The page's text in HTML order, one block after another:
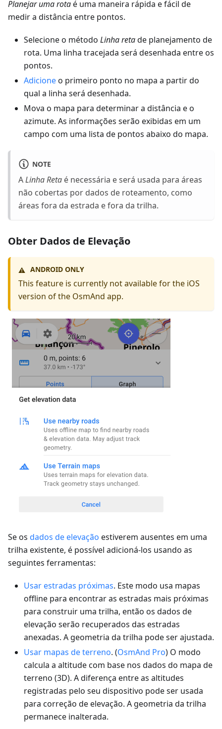
Planejar uma rotaé uma maneira rápida e fácil de
medir a distância entre pontos.
Selecione o método Linha retade planejamento de
rota. Uma linha tracejada será desenhada entre os
pontos.
Adicioneo primeiro ponto no mapa a partir do
qual a linha será desenhada.
Mova o mapa para determinar a distância e o
azimute. As informações serão exibidas em um
campo com uma lista de pontos abaixo do mapa.
NOTE
ALinha Reta é necessária e será usada para áreas
não cobertas por dados de roteamento, como
áreas fora da estrada e fora da trilha.
Obter Dados de Elevação
⚠️ ANDROID ONLY
This feature is currently not available for the iOS
version of the OsmAnd app.
Se os dados de elevação estiverem ausentes em uma
trilha existente, é possível adicioná-los usando as
seguintes ferramentas:
Usar estradas próximas. Este modo usa mapas
offline para encontrar as estradas mais próximas
para construir uma trilha, então os dados de
elevação serão recuperados das estradas
anexadas. A geometria da trilha pode ser ajustada.
Usar mapas de terreno. (OsmAnd Pro) O modo
calcula a altitude com base nos dados do mapa de
terreno (3D). A diferença entre as altitudes
registradas pelo seu dispositivo pode ser usada
para correção de elevação. A geometria da trilha
permanece inalterada.